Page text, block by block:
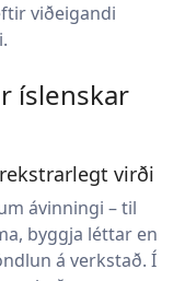
viðeigandi
íslenskar
virði
ávinningi – til
byggja léttar en
á verkstað. Í